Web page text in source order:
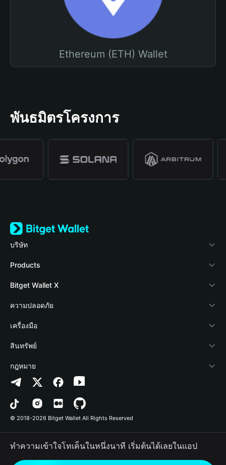
Ethereum (ETH) Wallet
พันธมิตรโครงการ
บริษัท
เกี่ยวกับ Bitget Wallet
Blog
Academy
ข่าวสารด้านคริปโต
ศูนย์ช่วยเหลือ
ติดต่อเรา
ทรัพยากรข้อมูลของแบรนด์
อาชีพ
Products
Crypto Card
Stablecoin Earn
Payfi Crypto
Crypto Swap API
Altcoin Season Index
Prediction Markets
DApp
RWA
Bitget Wallet X
นักพัฒนา
เชื่อมต่อ Wallet
Bitget Wallet Pay
ลิสต์โปรเจกต์
ความปลอดภัย
Protection Fund
เทคโนโลยีความปลอดภัย
เครื่องมือ
ซื้อคริปโต
การตรวจจับการอนุญาต
การตรวจจับสัญญา
การโอนเป็นชุด
สินทรัพย์
Arbitrum
Avalanche
Bitcoin
Polygon
กฎหมาย
นโยบายความเป็นส่วนตัว
ข้อตกลงในการใช้บริการ
© 2018-2026 Bitget Wallet All Rights Reserved
ทำความเข้าใจโทเค็นในหนึ่งนาที เริ่มต้นได้เลยในแอป